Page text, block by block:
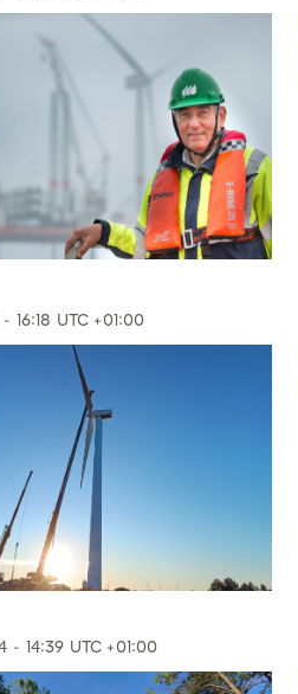
- 16:18 UTC +01:00
- 14:39 UTC +01:00